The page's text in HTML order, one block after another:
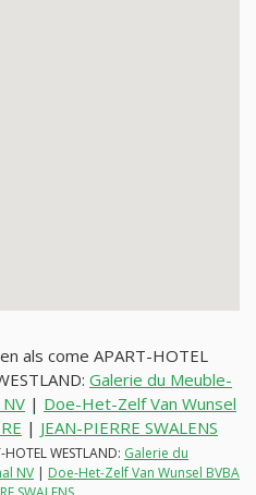
als come APART-HOTEL
Galerie du Meuble-
| Doe-Het-Zelf Van Wunsel
| JEAN-PIERRE SWALENS
WESTLAND: Galerie du
NV | Doe-Het-Zelf Van Wunsel BVBA